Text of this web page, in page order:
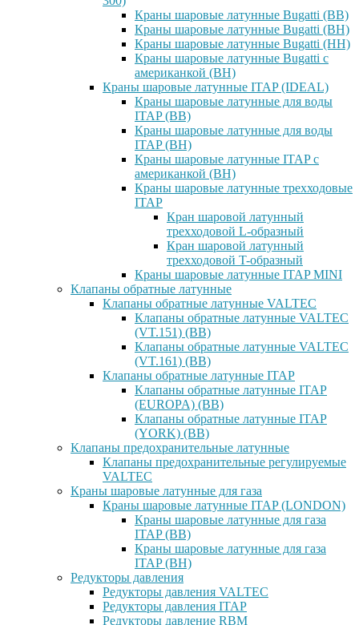
Краны шаровые латунные Bugatti (ВВ)
Краны шаровые латунные Bugatti (ВН)
Краны шаровые латунные Bugatti (НН)
Краны шаровые латунные Bugatti с
американкой (ВН)
Краны шаровые латунные ITAP (IDEAL)
Краны шаровые латунные для воды
ITAP (ВВ)
Краны шаровые латунные для воды
ITAP (ВН)
Краны шаровые латунные ITAP с
американкой (ВН)
Краны шаровые латунные трехходовые
ITAP
Кран шаровой латунный
трехходовой L-образный
Кран шаровой латунный
трехходовой T-образный
Краны шаровые латунные ITAP MINI
Клапаны обратные латунные
Клапаны обратные латунные VALTEC
Клапаны обратные латунные VALTEC
(VT.151) (ВВ)
Клапаны обратные латунные VALTEC
(VT.161) (ВВ)
Клапаны обратные латунные ITAP
Клапаны обратные латунные ITAP
(EUROPA) (ВВ)
Клапаны обратные латунные ITAP
(YORK) (ВВ)
Клапаны предохранительные латунные
Клапаны предохранительные регулируемые
VALTEC
Краны шаровые латунные для газа
Краны шаровые латунные ITAP (LONDON)
Краны шаровые латунные для газа
ITAP (ВВ)
Краны шаровые латунные для газа
ITAP (ВН)
Редукторы давления
Редукторы давления VALTEC
Редукторы давления ITAP
Редукторы давление RBM